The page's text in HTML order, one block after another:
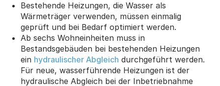
Bestehende Heizungen, die Wasser als
Wärmeträger verwenden, müssen einmalig
geprüft und bei Bedarf optimiert werden.
Ab sechs Wohneinheiten muss in
Bestandsgebäuden bei bestehenden Heizungen
ein hydraulischer Abgleich durchgeführt werden.
Für neue, wasserführende Heizungen ist der
hydraulische Abgleich bei der Inbetriebnahme